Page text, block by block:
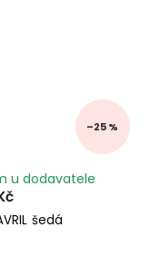
–25 %
šedá
u dodavatele